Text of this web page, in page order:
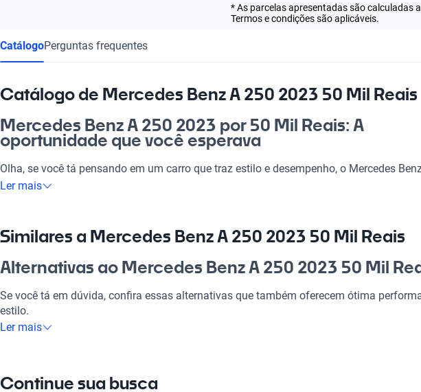
* As parcelas apresentadas são calculadas
Termos e condições são aplicáveis.
CatálogoPerguntas frequentes
Catálogo de Mercedes Benz A 250 2023 50 Mil Reais
Mercedes Benz A 250 2023 por 50 Mil Reais: A
oportunidade que você esperava
Olha, se você tá pensando em um carro que traz estilo e desempenho, o Mercedes
2023 por 50 mil reais é a escolha ideal. Este automóvel se adapta perfeitamente ao seu
conforto e tecnologia de ponta. Vale a pena conferir!
Por que escolher Mercedes Benz A 250 2023 50 Mil
Reais?
Tecnologia ao seu dispor
Desfrute da melhor tecnologia com Tecnología moderna, fazendo de cada viagem uma
Ler mais
Similares a Mercedes Benz A 250 2023 50 Mil Reais
Alternativas ao Mercedes Benz A 250 2023 50 Mil
Se você tá em dúvida, confira essas alternativas que também oferecem ótima
estilo.
Ler mais
Continue sua busca